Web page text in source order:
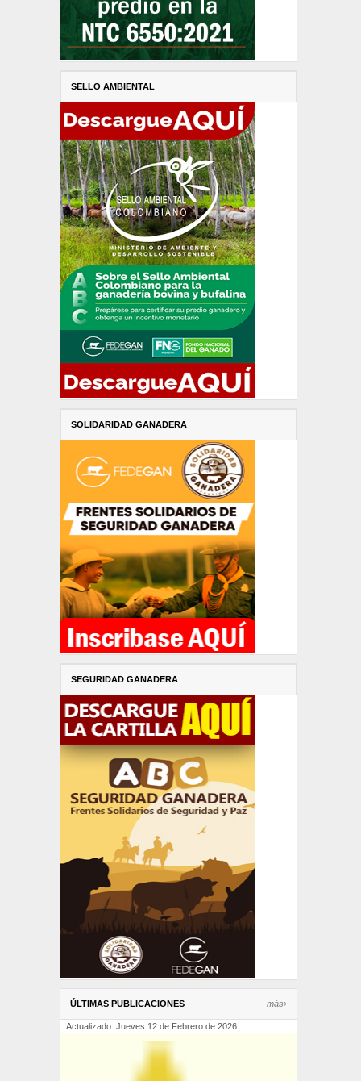
SELLO AMBIENTAL
SOLIDARIDAD GANADERA
SEGURIDAD GANADERA
ÚLTIMAS PUBLICACIONES más›
Actualizado: Jueves 12 de Febrero de 2026